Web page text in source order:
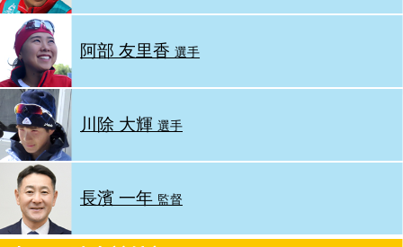
阿部 友里香選手
川除 大輝選手
長濱 一年 監督